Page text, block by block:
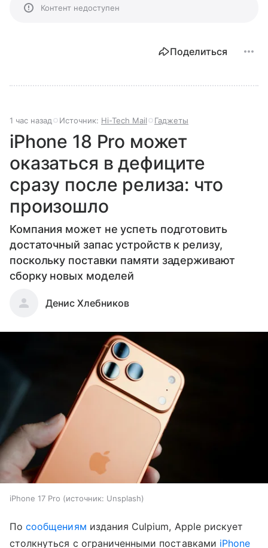
Контент недоступен
Поделиться
1 час назад Источник: Hi-Tech Mail Гаджеты
iPhone 18 Pro может
оказаться в дефиците
сразу после релиза: что
произошло
Компания может не успеть подготовить
достаточный запас устройств к релизу,
поскольку поставки памяти задерживают
сборку новых моделей
Денис Хлебников
iPhone 17 Pro источник: Unsplash
Посообщениям издания Culpium, Apple рискует
столкнуться с ограниченными поставками iPhone